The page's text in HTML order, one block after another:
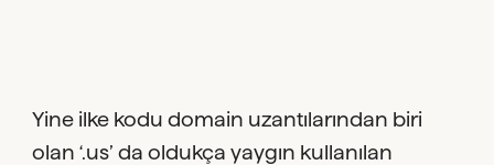
Yine ilke kodu domain uzantılarından biri
olan ‘.us’ da oldukça yaygın kullanılan